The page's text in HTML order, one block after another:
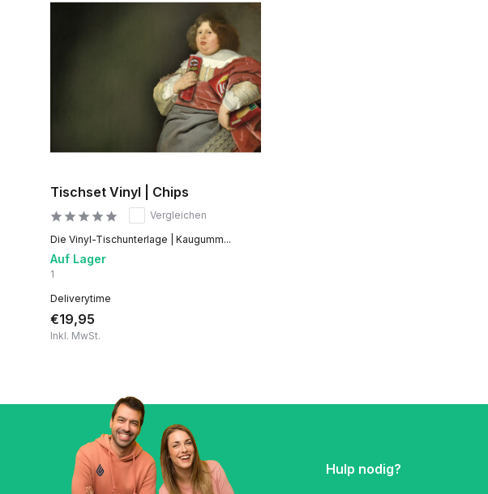
Tischset Vinyl | Chips
Vergleichen
Die Vinyl-Tischunterlage | Kaugumm...
Auf Lager
1
Deliverytime
€19,95
Inkl. MwSt.
Hulp nodig?